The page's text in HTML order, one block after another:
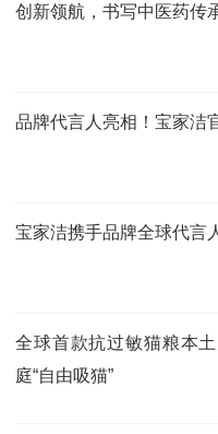
创新领航，书写中医药传
品牌代言人亮相！宝家洁
宝家洁携手品牌全球代言
全球首款抗过敏猫粮本
庭“自由吸猫”